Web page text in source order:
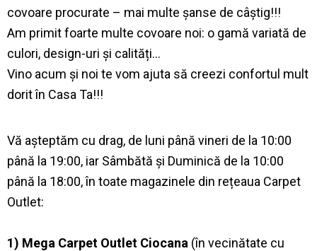
covoare procurate – mai multe șanse de câștig!!!
Am primit foarte multe covoare noi: o gamă variată de
culori, design-uri și calități…
Vino acum și noi te vom ajuta să creezi confortul mult
dorit în Casa Ta!!!
Vă așteptăm cu drag, de luni până vineri de la 10:00
până la 19:00, iar Sâmbătă și Duminică de la 10:00
până la 18:00, în toate magazinele din rețeaua Carpet
Outlet:
1) Mega Carpet Outlet Ciocana (în vecinătate cu